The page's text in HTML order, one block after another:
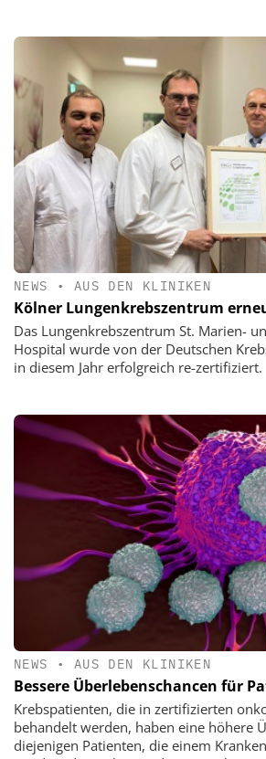
NEWS • AUS DEN KLINIKEN
Kölner Lungenkrebszentrum
Das Lungenkrebszentrum St. Marien-
Hospital wurde von der Deutschen
in diesem Jahr erfolgreich re-zertifiziert.
NEWS • AUS DEN KLINIKEN
Bessere Überlebenschancen für
Krebspatienten, die in zertifizierten
behandelt werden, haben eine höhere
diejenigen Patienten, die einem